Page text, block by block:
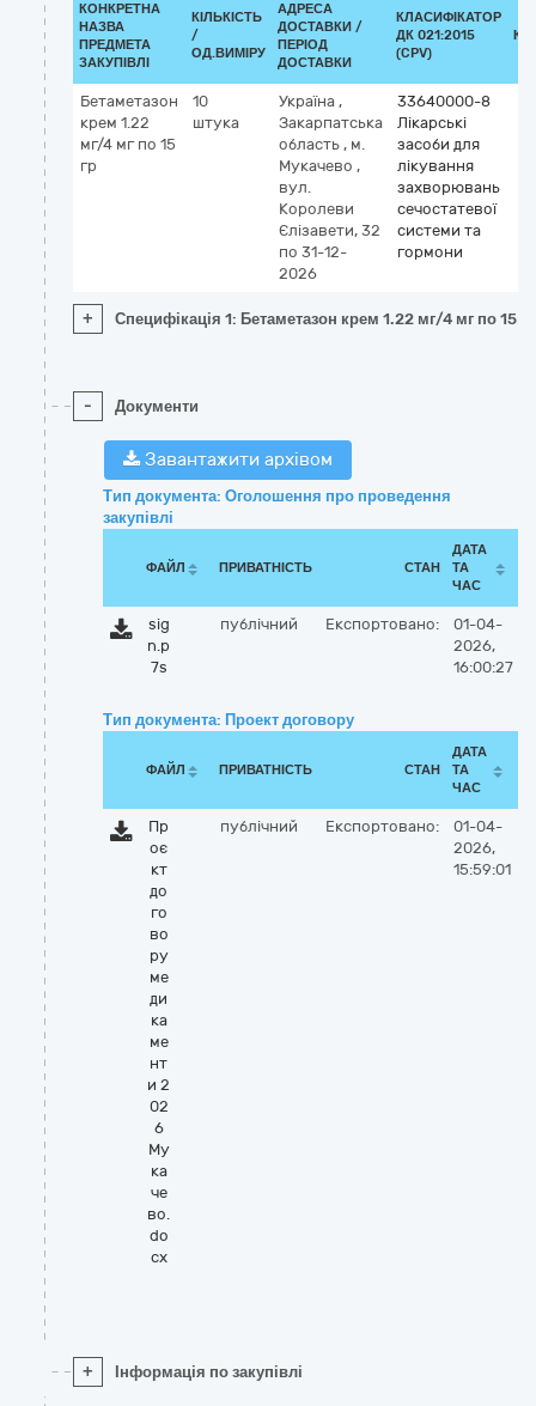
КОНКРЕТНА
НАЗВА
ПРЕДМЕТА
ЗАКУПІВЛІ
КІЛЬКІСТЬ
/
ОД.ВИМІРУ
АДРЕСА
ДОСТАВКИ /
ПЕРІОД
ДОСТАВКИ
КЛАСИФІКАТОР
ДК 021:2015
(CPV)
Бетаметазон
крем 1.22
мг/4 мг по 15
гр
10
штука
Україна ,
Закарпатська
область , м.
Мукачево ,
вул.
Королеви
Єлізавети, 32
по 31-12-
2026
33640000-8
Лікарські
засоби для
лікування
захворювань
сечостатевої
системи та
гормони
+ Специфікація 1: Бетаметазон крем 1.22 мг/4 мг по 15 гр
- Документи
Завантажити архівом
Тип документа: Оголошення про проведення
закупівлі
ФАЙЛ ПРИВАТНІСТЬ СТАН
ДАТА
ТА
ЧАС
sig
n.p
7s
публічний Експортовано:
01-04-
2026,
16:00:27
Тип документа: Проект договору
ФАЙЛ ПРИВАТНІСТЬ СТАН
ДАТА
ТА
ЧАС
Пр
оє
кт
до
го
во
ру
ме
ди
ка
ме
нт
и 2
02
6
Му
ка
че
во.
do
cx
публічний Експортовано:
01-04-
2026,
15:59:01
+ Інформація по закупівлі